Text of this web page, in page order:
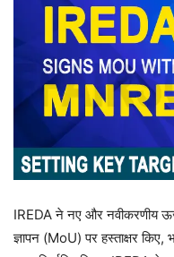
IREDA ने नए और नवीकरणीय
ज्ञापन (MoU) पर हस्ताक्षर